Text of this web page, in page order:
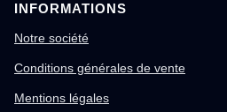
INFORMATIONS
Notre société
Conditions générales de vente
Mentions légales